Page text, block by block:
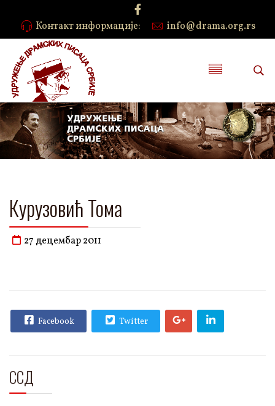
Контакт информације: info@drama.org.rs
Курузовић Тома
27 децембар 2011
Facebook Twitter
ССД